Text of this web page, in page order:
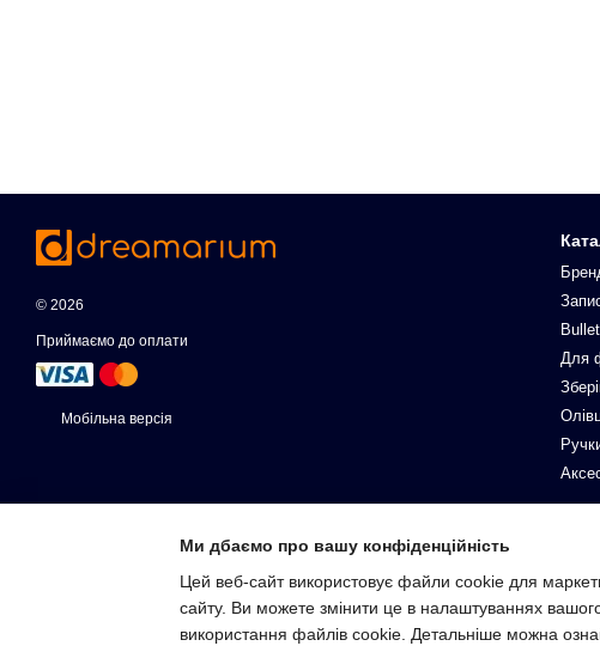
© 2026
Приймаємо до оплати
Мобільна версія
Для
Ми дбаємо про вашу конфіденційність
Цей веб-сайт використовує файли cookie для
сайту. Ви можете змінити це в налаштуваннях
використання файлів cookie. Детальніше можна